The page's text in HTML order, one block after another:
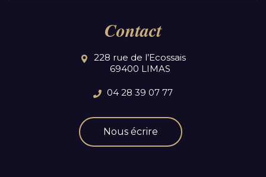
Contact
228 rue de l’Ecossais
69400 LIMAS
04 28 39 07 77
Nous écrire